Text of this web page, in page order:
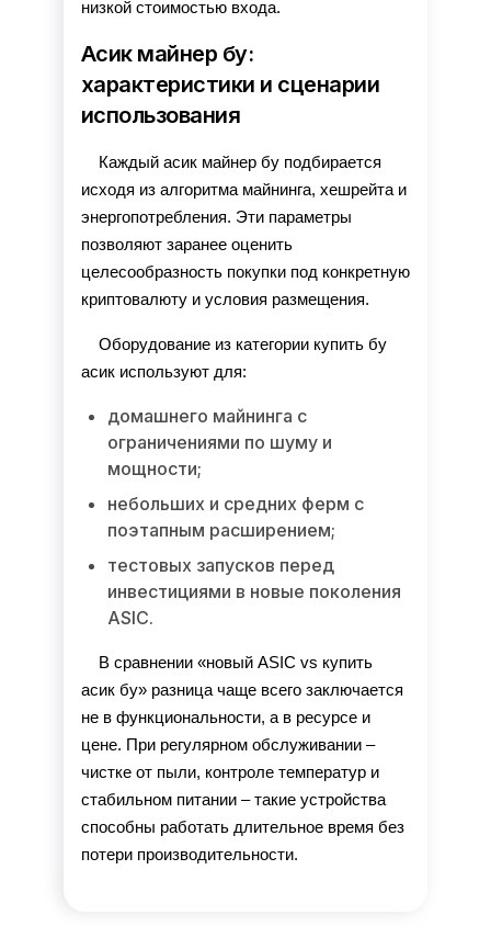
низкой стоимостью входа.
Асик майнер бу:
характеристики и сценарии
использования
Каждый асик майнер бу подбирается
исходя из алгоритма майнинга, хешрейта и
энергопотребления. Эти параметры
позволяют заранее оценить
целесообразность покупки под конкретную
криптовалюту и условия размещения.
Оборудование из категории купить бу
асик используют для:
домашнего майнинга с
ограничениями по шуму и
мощности;
небольших и средних ферм с
поэтапным расширением;
тестовых запусков перед
инвестициями в новые поколения
ASIC.
В сравнении «новый ASIC vs купить
асик бу» разница чаще всего заключается
не в функциональности, а в ресурсе и
цене. При регулярном обслуживании –
чистке от пыли, контроле температур и
стабильном питании – такие устройства
способны работать длительное время без
потери производительности.